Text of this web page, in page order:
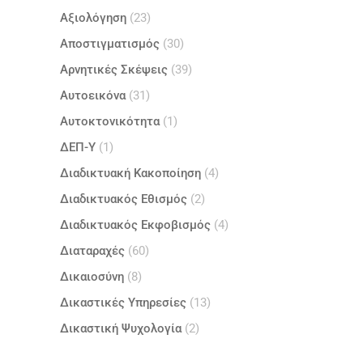
Αξιολόγηση (23)
Αποστιγματισμός (30)
Αρνητικές Σκέψεις (39)
Αυτοεικόνα(31)
Αυτοκτονικότητα(1)
ΔΕΠ-Υ (1)
Διαδικτυακή Κακοποίηση (4)
Διαδικτυακός Εθισμός (2)
Διαδικτυακός Εκφοβισμός (4)
Διαταραχές (60)
Δικαιοσύνη (8)
Δικαστικές Υπηρεσίες (13)
Δικαστική Ψυχολογία(2)